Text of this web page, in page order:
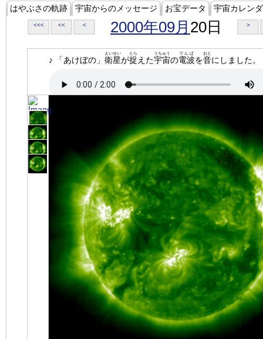
はやぶさの軌跡 宇宙からのメッセージ お宝データ 宇宙カレン
<<< << < 2000年09月 20日 >
♪ 「あけぼの」 衛星
えいせい
が捉
とら
えた宇宙
うちゅう
の電波
でんぱ
を音
おと
にしました。